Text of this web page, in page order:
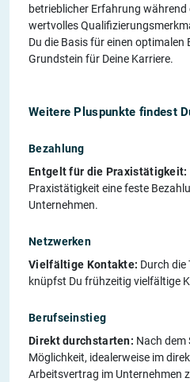
betrieblicher Erfahrung während
wertvolles
Du die Basis für einen
Grundstein für Deine Karriere.
Weitere Pluspunkte findest
Bezahlung
Entgelt für die Praxistätigkeit:
Praxistätigkeit eine feste
Unternehmen.
Netzwerken
Vielfältige Kontakte: Durch die
knüpfst Du frühzeitig vielfältige
Berufseinstieg
Direkt durchstarten: Nach dem
Möglichkeit, idealerweise im
Arbeitsvertrag im Unternehmen